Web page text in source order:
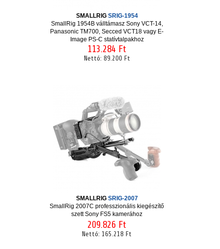
SMALLRIG SRIG-1954
SmallRig 1954B válltámasz Sony VCT-14,
Panasonic TM700, Secced VCT18 vagy E-
Image PS-C statívtalpakhoz
113.284 Ft
Nettó: 89.200 Ft
SMALLRIG SRIG-2007
SmallRig 2007C professzionális kiegészítő
szett Sony FS5 kamerához
209.826 Ft
Nettó: 165.218 Ft